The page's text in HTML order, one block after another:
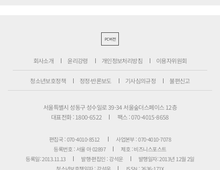
PC버전
회사소개 윤리강령 개인정보처리방침 이용자위원회
청소년보호정책 정정·반론보도 기사심의규정 불편신고
서울특별시 성동구 성수일로 39-34 서울숲더스페이스 12층
대표전화 : 1800-6522
팩스 : 070-4015-8658
편집국 : 070-4010-8512
사업본부 : 070-4010-7078
등록번호 : 서울 아 02897
제호 : 비즈니스포스트
등록일: 2013.11.13
발행·편집인 : 강석운
발행일자: 2013년 12월 2일